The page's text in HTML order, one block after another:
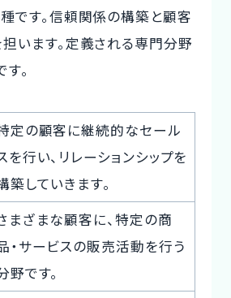
です。信頼関係の構築と顧客
います。定義される専門分野
。
定の顧客に継続的なセール
を行い、リレーションシップを
築していきます。
まざまな顧客に、特定の商
・サービスの販売活動を行う
野です。